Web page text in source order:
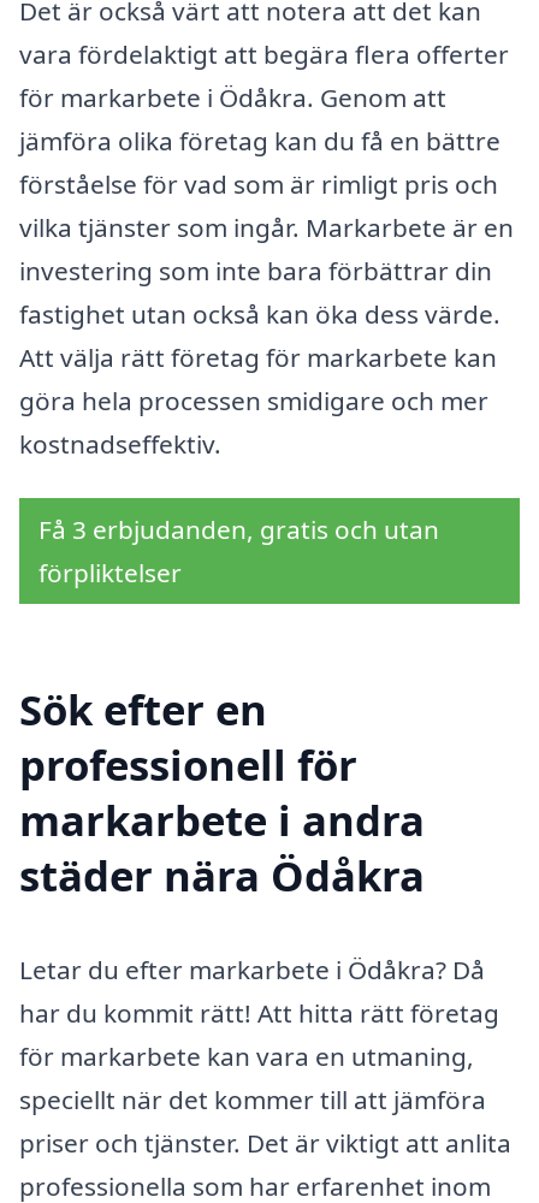
Det är också värt att notera att det kan
vara fördelaktigt att begära flera offerter
för markarbete i Ödåkra. Genom att
jämföra olika företag kan du få en bättre
förståelse för vad som är rimligt pris och
vilka tjänster som ingår. Markarbete är en
investering som inte bara förbättrar din
fastighet utan också kan öka dess värde.
Att välja rätt företag för markarbete kan
göra hela processen smidigare och mer
kostnadseffektiv.
Få 3 erbjudanden, gratis och utan
förpliktelser
Sök efter en
professionell för
markarbete i andra
städer nära Ödåkra
Letar du efter markarbete i Ödåkra? Då
har du kommit rätt! Att hitta rätt företag
för markarbete kan vara en utmaning,
speciellt när det kommer till att jämföra
priser och tjänster. Det är viktigt att anlita
professionella som har erfarenhet inom